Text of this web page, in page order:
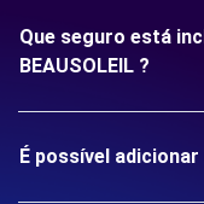
Que seguro está
BEAUSOLEIL ?
É possível